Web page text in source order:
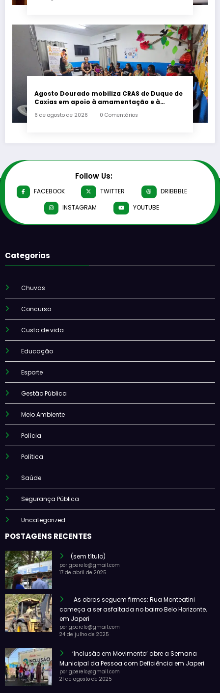
Agosto Dourado mobiliza CRAS de Duque de
Caxias em apoio à amamentação e à
6 de agosto de 2026 0 Comentários
Follow Us:
FACEBOOK TWITTER
DRIBBBLE
INSTAGRAM
YOUTUBE
Categorias
Chuvas
Concurso
Custo de vida
Educação
Esporte
Gestão Pública
Meio Ambiente
Polícia
Política
Saúde
Segurança Pública
Uncategorized
POSTAGENS RECENTES
(sem título)
por gperelo@gmail.com
17 de abril de 2025
As obras seguem firmes: Rua Monteatini
começa a ser asfaltada no bairro Belo Horizonte,
em Japeri
por gperelo@gmail.com
24 de julho de 2025
‘Inclusão em Movimento’ abre a Semana
Municipal da Pessoa com Deficiência em Japeri
por gperelo@gmail.com
21 de agosto de 2025